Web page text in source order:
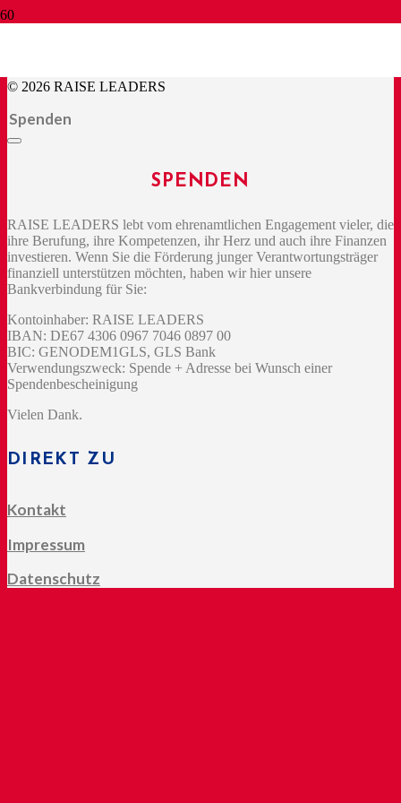
© 2026 RAISE LEADERS
Spenden
SPENDEN
RAISE LEADERS lebt vom ehrenamtlichen Engagement vieler, die
ihre Berufung, ihre Kompetenzen, ihr Herz und auch ihre Finanzen
investieren. Wenn Sie die Förderung junger Verantwortungsträger
finanziell unterstützen möchten, haben wir hier unsere
Bankverbindung für Sie:
Kontoinhaber: RAISE LEADERS
IBAN: DE67 4306 0967 7046 0897 00
BIC: GENODEM1GLS, GLS Bank
Verwendungszweck: Spende + Adresse bei Wunsch einer
Spendenbescheinigung
Vielen Dank.
DIREKT ZU
Kontakt
Impressum
Datenschutz